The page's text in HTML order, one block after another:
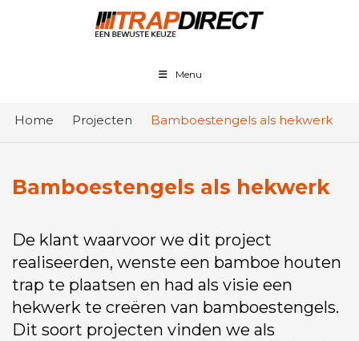
Menu
Home Projecten Bamboestengels als hekwerk
Bamboestengels als hekwerk
De klant waarvoor we dit project
realiseerden, wenste een bamboe houten
trap te plaatsen en had als visie een
hekwerk te creëren van bamboestengels.
Dit soort projecten vinden we als